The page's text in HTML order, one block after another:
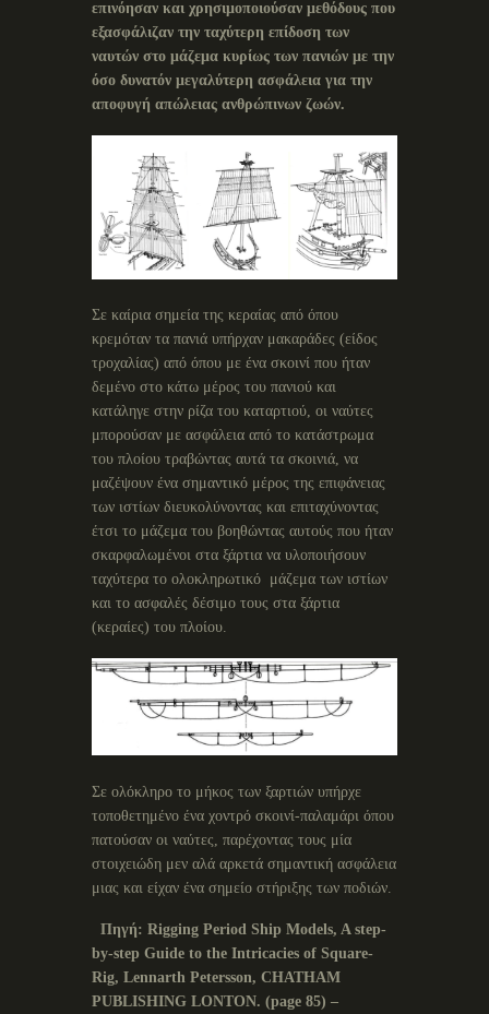
επινόησαν και χρησιμοποιούσαν μεθόδους που
εξασφάλιζαν την ταχύτερη επίδοση των
ναυτών στο μάζεμα κυρίως των πανιών με την
όσο δυνατόν μεγαλύτερη ασφάλεια για την
αποφυγή απώλειας ανθρώπινων ζωών.
Σε καίρια σημεία της κεραίας από όπου
κρεμόταν τα πανιά υπήρχαν μακαράδες (είδος
τροχαλίας) από όπου με ένα σκοινί που ήταν
δεμένο στο κάτω μέρος του πανιού και
κατάληγε στην ρίζα του καταρτιού, οι ναύτες
μπορούσαν με ασφάλεια από το κατάστρωμα
του πλοίου τραβώντας αυτά τα σκοινιά, να
μαζέψουν ένα σημαντικό μέρος της επιφάνειας
των ιστίων διευκολύνοντας και επιταχύνοντας
έτσι το μάζεμα του βοηθώντας αυτούς που ήταν
σκαρφαλωμένοι στα ξάρτια να υλοποιήσουν
ταχύτερα το ολοκληρωτικό μάζεμα των ιστίων
και το ασφαλές δέσιμο τους στα ξάρτια
(κεραίες) του πλοίου.
Σε ολόκληρο το μήκος των ξαρτιών υπήρχε
τοποθετημένο ένα χοντρό σκοινί-παλαμάρι όπου
πατούσαν οι ναύτες, παρέχοντας τους μία
στοιχειώδη μεν αλά αρκετά σημαντική ασφάλεια
μιας και είχαν ένα σημείο στήριξης των ποδιών.
Πηγή: Rigging Period Ship Models, A step-
by-step Guide to the Intricacies of Square-
Rig, Lennarth Petersson, CHATHAM
PUBLISHING LONTON. (page 85) –